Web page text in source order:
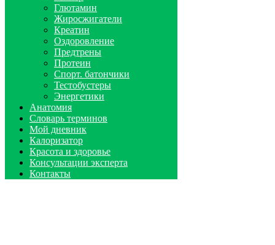
Глютамин
Жиросжигатели
Креатин
Оздоровление
Предтрены
Протеин
Спорт. батончики
Тестобустеры
Энергетики
Анатомия
Словарь терминов
Мой дневник
Калоризатор
Красота и здоровье
Консультации эксперта
Контакты